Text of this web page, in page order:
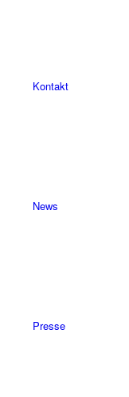
Kontakt
News
Presse